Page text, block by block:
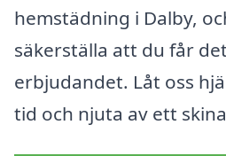
hemstädning i Dalby,
säkerställa att du får
erbjudandet. Låt oss
tid och njuta av ett